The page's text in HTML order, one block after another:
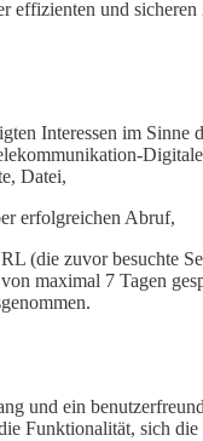
effizienten und
Interessen im
Datei,
erfolgreichen Abruf,
(die zuvor besuchte
maximal 7 Tagen
und ein
Funktionalität, sich